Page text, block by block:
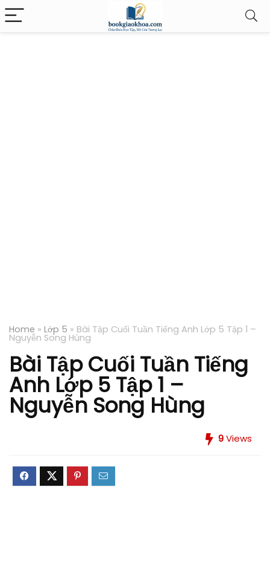
Home » Lớp 5 » Bài Tập Cuối Tuần Tiếng Anh Lớp 5 Tập 1 –
Nguyễn Song Hùng
Bài Tập Cuối Tuần Tiếng
Anh Lớp 5 Tập 1 –
Nguyễn Song Hùng
9Views